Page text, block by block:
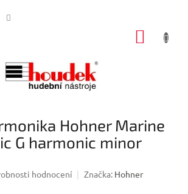
Hohner Marine
G harmonic minor
hodnocení Značka: Hohner